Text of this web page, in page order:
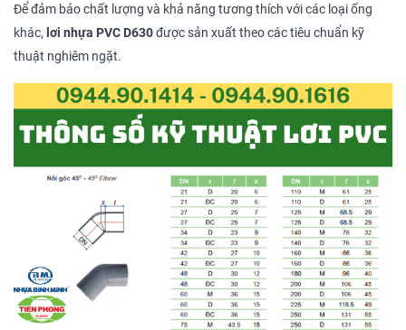
Để đảm bảo chất lượng và khả năng tương thích với các loại ống
khác, lơi nhựa PVC D630được sản xuất theo các tiêu chuẩn kỹ
thuật nghiêm ngặt.